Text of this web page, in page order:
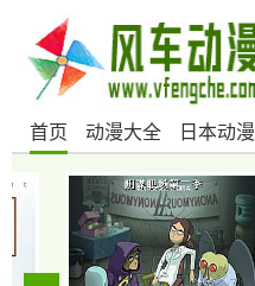
首页 动漫大全 日本动漫